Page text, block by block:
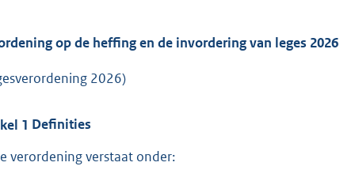
op de heffing en de invordering van leges 2026
2026)
1 Definities
verordening verstaat onder: